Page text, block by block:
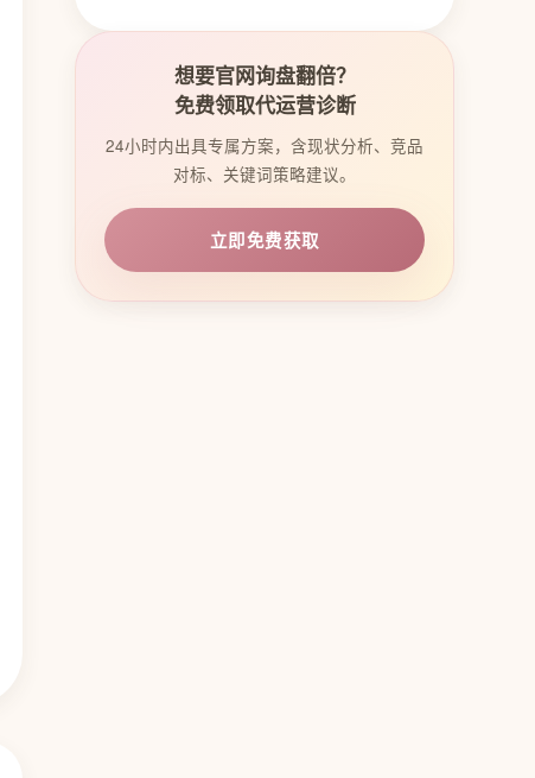
想要官网询盘翻倍？
免费领取代运营诊断
24小时内出具专属方案，含现状分析、竞品
对标、关键词策略建议。
立即免费获取